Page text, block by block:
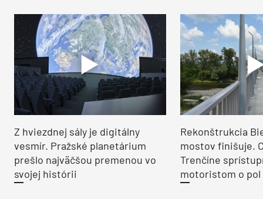
Z hviezdnej sály je digitálny
vesmír. Pražské planetárium
prešlo najväčšou premenou vo
svojej histórii
Rekonštrukcia
mostov finišuje.
Trenčíne
motoristom o pol